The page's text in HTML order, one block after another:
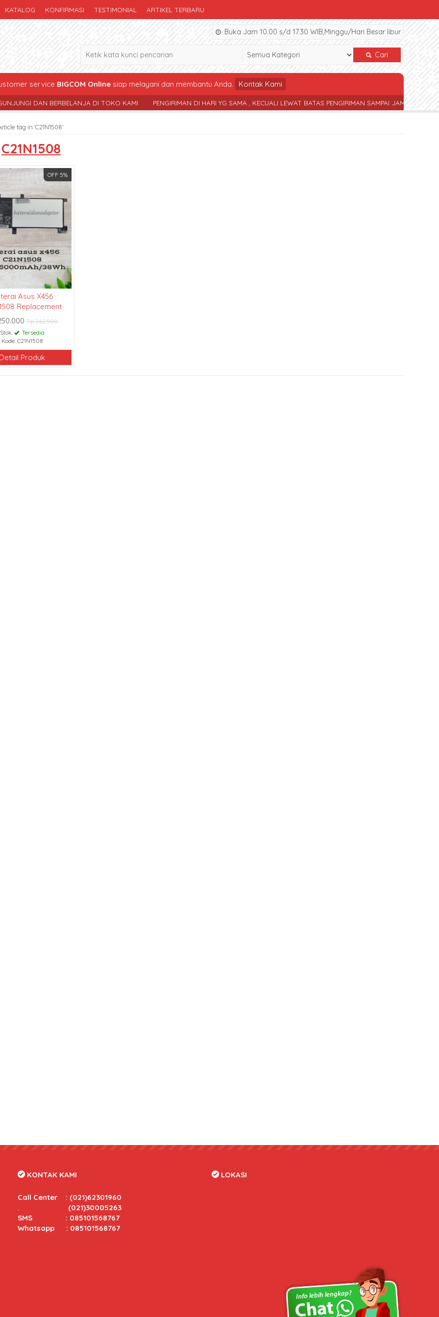
KATALOG KONFIRMASI TESTIMONIAL ARTIKEL TERBARU
Buka Jam 10.00 s/d 17.30 WIB,Minggu/Hari Besar libur
Cari
service BIGCOM Onlinesiap melayani dan membantu Anda. Kontak Kami
DAN BERBELANJA DI TOKO KAMI PENGIRIMAN DI HARI YG SAMA , KECUALI LEWAT BATAS PENGIRIMAN SAMPAI JAM 17.30 WIB
tag in 'C21N1508'
C21N1508
OFF 5%
Asus X456
Replacement
Rp 262.500
Stok:
Tersedia
Kode: C21N1508
Detail Produk
SMS : 085101568767
Whatsapp : 085101568767
Copyright © 2020 bateraidanadaptor.com - All rights reserved.